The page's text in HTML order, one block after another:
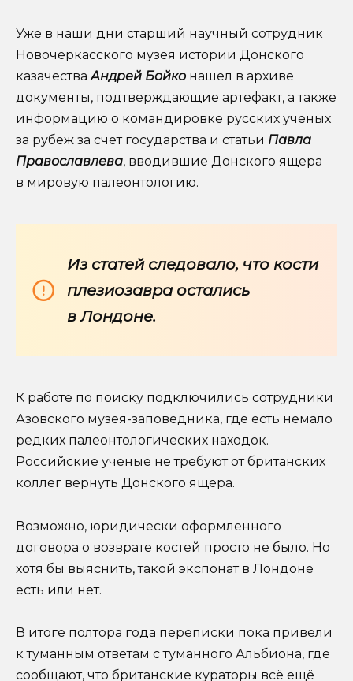
Уже в наши дни старший научный сотрудник
Новочеркасского музея истории Донского
казачестваАндрей Бойконашел в архиве
документы, подтверждающие артефакт, а также
информацию о командировке русских ученых
за рубеж за счет государства и статьи Павла
Православлева, вводившие Донского ящера
в мировую палеонтологию.
Из статей следовало, что кости
плезиозавра остались
в Лондоне.
К работе по поиску подключились сотрудники
Азовского музея-заповедника, где есть немало
редких палеонтологических находок.
Российские ученые не требуют от британских
коллег вернуть Донского ящера.
Возможно, юридически оформленного
договора о возврате костей просто не было. Но
хотя бы выяснить, такой экспонат в Лондоне
есть или нет.
В итоге полтора года переписки пока привели
к туманным ответам с туманного Альбиона, где
сообщают, что британские кураторы всё ещё